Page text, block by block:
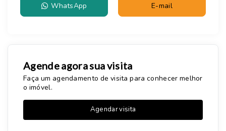
WhatsApp E-mail
Agende agora sua visita
Faça um agendamento de visita para conhecer melhor
o imóvel.
Agendar visita